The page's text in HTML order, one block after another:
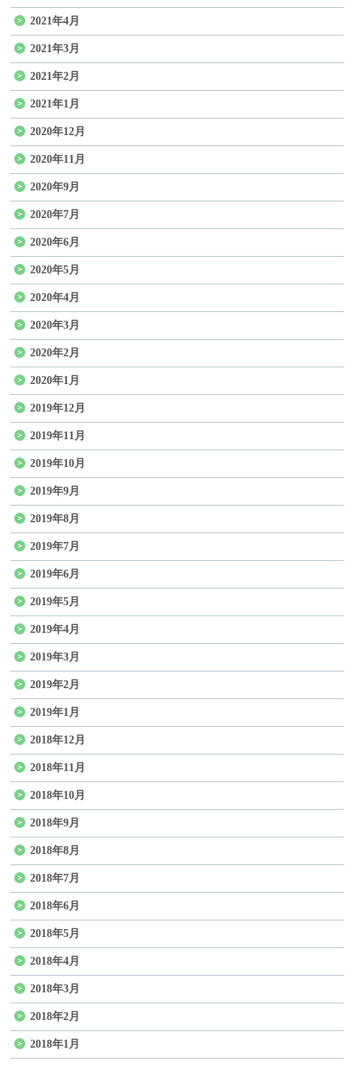
2021年4月
2021年3月
2021年2月
2021年1月
2020年12月
2020年11月
2020年9月
2020年7月
2020年6月
2020年5月
2020年4月
2020年3月
2020年2月
2020年1月
2019年12月
2019年11月
2019年10月
2019年9月
2019年8月
2019年7月
2019年6月
2019年5月
2019年4月
2019年3月
2019年2月
2019年1月
2018年12月
2018年11月
2018年10月
2018年9月
2018年8月
2018年7月
2018年6月
2018年5月
2018年4月
2018年3月
2018年2月
2018年1月